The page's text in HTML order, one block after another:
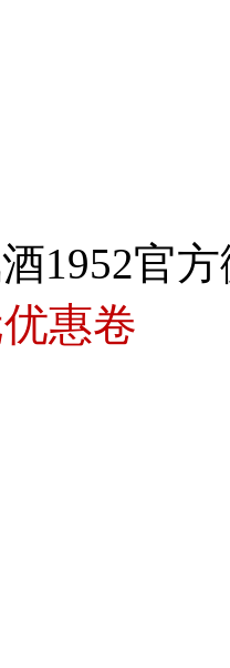
1952官
惠卷